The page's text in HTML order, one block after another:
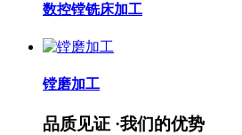
数控镗铣床加工
镗磨加工
品质见证 ·我们的优势